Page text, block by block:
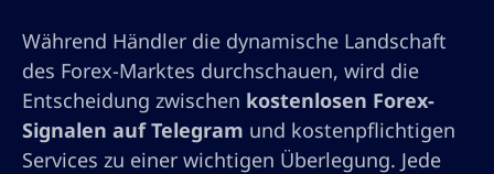
Während Händler die dynamische Landschaft
des Forex-Marktes durchschauen, wird die
Entscheidung zwischen kostenlosen Forex-
Signalen auf Telegram und kostenpflichtigen
Services zu einer wichtigen Überlegung. Jede